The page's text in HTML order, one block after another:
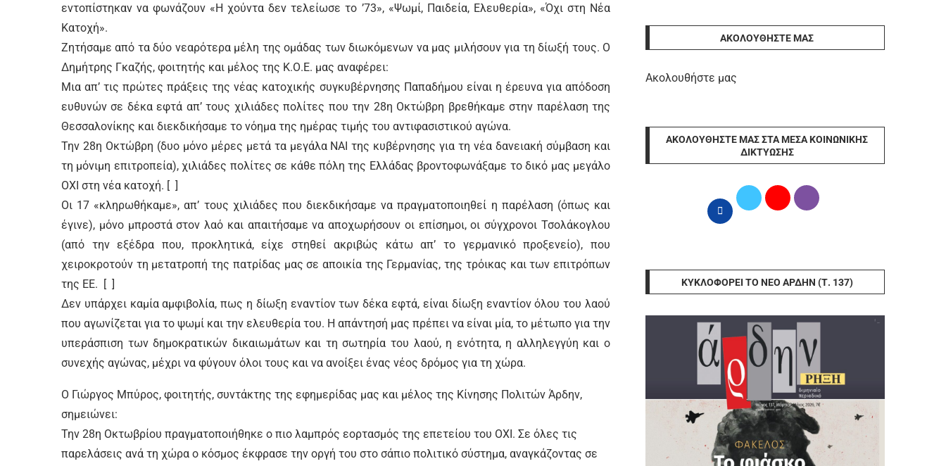
εντοπίστηκαν να φωνάζουν «Η χούντα δεν τελείωσε το ’73», «Ψωμί, Παιδεία, Ελευθερία», «Όχι στη Νέα
Κατοχή».
Ζητήσαμε από τα δύο νεαρότερα μέλη της ομάδας των διωκόμενων να μας μιλήσουν για τη δίωξή τους. Ο
Δημήτρης Γκαζής, φοιτητής και μέλος της Κ.Ο.Ε. μας αναφέρει:
Μια απ’ τις πρώτες πράξεις της νέας κατοχικής συγκυβέρνησης Παπαδήμου είναι η έρευνα για απόδοση
ευθυνών σε δέκα εφτά απ’ τους χιλιάδες πολίτες που την 28η Οκτώβρη βρεθήκαμε στην παρέλαση της
Θεσσαλονίκης και διεκδικήσαμε το νόημα της ημέρας τιμής του αντιφασιστικού αγώνα.
Την 28η Οκτώβρη (δυο μόνο μέρες μετά τα μεγάλα ΝΑΙ της κυβέρνησης για τη νέα δανειακή σύμβαση και
τη μόνιμη επιτροπεία), χιλιάδες πολίτες σε κάθε πόλη της Ελλάδας βροντοφωνάξαμε το δικό μας μεγάλο
ΟΧΙ στη νέα κατοχή. [ ]
Οι 17 «κληρωθήκαμε», απ’ τους χιλιάδες που διεκδικήσαμε να πραγματοποιηθεί η παρέλαση (όπως και
έγινε), μόνο μπροστά στον λαό και απαιτήσαμε να αποχωρήσουν οι επίσημοι, οι σύγχρονοι Τσολάκογλου
(από την εξέδρα που, προκλητικά, είχε στηθεί ακριβώς κάτω απ’ το γερμανικό προξενείο), που
χειροκροτούν τη μετατροπή της πατρίδας μας σε αποικία της Γερμανίας, της τρόικας και των επιτρόπων
της ΕΕ. [ ]
Δεν υπάρχει καμία αμφιβολία, πως η δίωξη εναντίον των δέκα εφτά, είναι δίωξη εναντίον όλου του λαού
που αγωνίζεται για το ψωμί και την ελευθερία του. Η απάντησή μας πρέπει να είναι μία, το μέτωπο για την
υπεράσπιση των δημοκρατικών δικαιωμάτων και τη σωτηρία του λαού, η ενότητα, η αλληλεγγύη και ο
συνεχής αγώνας, μέχρι να φύγουν όλοι τους και να ανοίξει ένας νέος δρόμος για τη χώρα.
Ο Γιώργος Μπύρος, φοιτητής, συντάκτης της εφημερίδας μας και μέλος της Κίνησης Πολιτών Άρδην,
σημειώνει:
Την 28η Οκτωβρίου πραγματοποιήθηκε ο πιο λαμπρός εορτασμός της επετείου του ΟΧΙ. Σε όλες τις
παρελάσεις ανά τη χώρα ο κόσμος έκφρασε την οργή του στο σάπιο πολιτικό σύστημα, αναγκάζοντας σε
ΑΚΟΛΟΥΘΉΣΤΕ ΜΑΣ
Ακολουθήστε μας
ΑΚΟΛΟΥΘΉΣΤΕ ΜΑΣ ΣΤΑ ΜΈΣΑ ΚΟΙΝΩΝΙΚΉΣ
ΔΙΚΤΎΩΣΗΣ
ΚΥΚΛΟΦΟΡΕΊ ΤΟ ΝΈΟ ΆΡΔΗΝ (Τ. 137)